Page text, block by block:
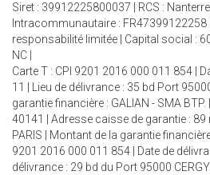
Siret : 39912225800037 | RCS :
Intracommunautaire :
responsabilité limitée | Capital social :
NC |
Carte T : CPI 9201 2016 000 011 854 |
11 | Lieu de délivrance : 35 bd Port
garantie financière : GALIAN - SMA
40141 | Adresse caisse de garantie : 89
PARIS | Montant de la garantie
9201 2016 000 011 854 | Date de
délivrance : 29 bd du Port 95000